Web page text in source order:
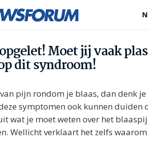
Moet jij vaak
dit syndroom!
pijn rondom je blaas, dan denk
symptomen ook kunnen duiden
wat je moet weten over het
Wellicht verklaart het zelfs